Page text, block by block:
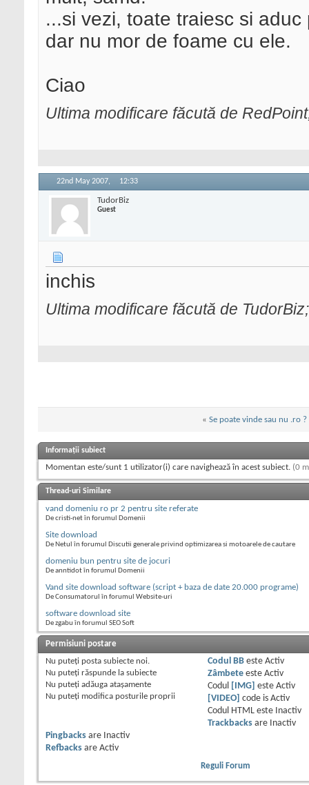
...si vezi, toate traiesc si
dar nu mor de foame cu ele.
Ciao
Ultima modificare făcută de
22nd May 2007, 12:33
TudorBiz
Guest
inchis
Ultima modificare făcută de
« Se poate vinde sau nu .ro ?
Informații subiect
Momentan este/sunt 1 utilizator(i) care navighează în acest subiect. (0
Thread-uri Similare
vand domeniu ro pr 2 pentru site referate
De cristi-net în forumul Domenii
Site download
De Netul în forumul Discutii generale privind optimizarea si motoarele de cautare
domeniu bun pentru site de jocuri
De anntidot în forumul Domenii
Vand site download software (script + baza de date 20.000 programe)
De Consumatorul în forumul Website-uri
software download site
De zgabu în forumul SEO Soft
Permisiuni postare
Nu puteţi posta subiecte noi.
Nu puteţi răspunde la subiecte
Nu puteţi adăuga ataşamente
Nu puteţi modifica posturile proprii
Codul BBeste Activ
Zâmbeteeste Activ
Codul
[IMG] este Activ
[VIDEO] code is Activ
Codul HTML este
Inactiv
Trackbacksare
Inactiv
Pingbacks are
Inactiv
Refbacks are Activ
Reguli Forum